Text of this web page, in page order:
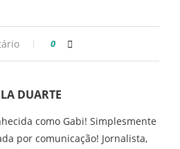
0
DUARTE
como Gabi! Simplesmente
por comunicação! Jornalista,